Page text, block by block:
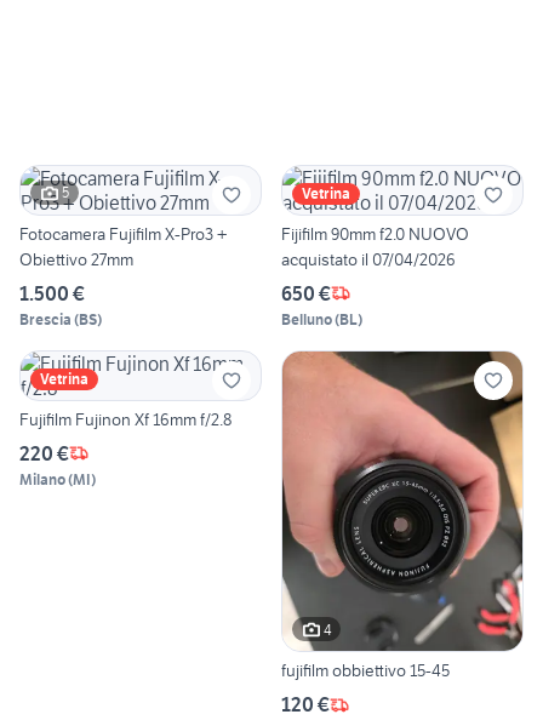
5
Fotocamera Fujifilm X-Pro3 +
Obiettivo 27mm
1.500 €
Brescia (BS)
Vetrina
Fijifilm 90mm f2.0 NUOVO
acquistato il 07/04/2026
650 €
Belluno(BL)
Vetrina
Fujifilm Fujinon Xf 16mm f/2.8
220 €
Milano(MI)
4
fujifilm obbiettivo 15-45
120 €